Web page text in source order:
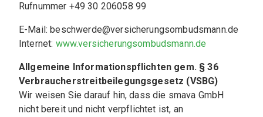
Rufnummer +49 30 206058 99
E-Mail: beschwerde@versicherungsombudsmann.de
Internet: www.versicherungsombudsmann.de
Allgemeine Informationspflichten gem. § 36
Verbraucherstreitbeilegungsgesetz (VSBG)
Wir weisen Sie darauf hin, dass die smava GmbH
nicht bereit und nicht verpflichtet ist, an